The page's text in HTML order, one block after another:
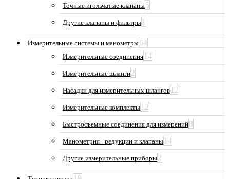
Точные игольчатые клапаны5
Другие клапаны и фильтры 1
Измерительные системы и манометры64
Измерительные соединения 14
Измерительные шланги2
Насадки для измерительных шлангов 12
Измерительные комплекты 12
Быстросъемные соединения для измерений8
Манометрия_ редукции и клапаны 14
Другие измерительные приборы2